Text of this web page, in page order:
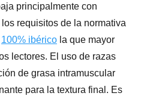
principalmente con
requisitos de la normativa
100% ibérico la que mayor
lectores. El uso de razas
de grasa intramuscular
para la textura final. Es